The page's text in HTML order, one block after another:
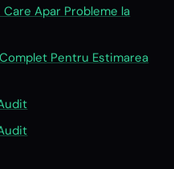
Apar Probleme la
Pentru Estimarea